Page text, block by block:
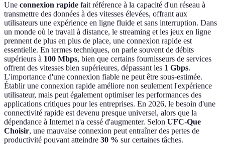
Une connexion rapide fait référence à la capacité d'un réseau à
transmettre des données à des vitesses élevées, offrant aux
utilisateurs une expérience en ligne fluide et sans interruption. Dans
un monde où le travail à distance, le streaming et les jeux en ligne
prennent de plus en plus de place, une connexion rapide est
essentielle. En termes techniques, on parle souvent de débits
supérieurs à 100 Mbps, bien que certains fournisseurs de services
offrent des vitesses bien supérieures, dépassant les 1 Gbps.
L'importance d'une connexion fiable ne peut être sous-estimée.
Établir une connexion rapide améliore non seulement l'expérience
utilisateur, mais peut également optimiser les performances des
applications critiques pour les entreprises. En 2026, le besoin d'une
connectivité rapide est devenu presque universel, alors que la
dépendance à Internet n'a cessé d'augmenter. Selon UFC-Que
Choisir, une mauvaise connexion peut entraîner des pertes de
productivité pouvant atteindre 30 % sur certaines tâches.